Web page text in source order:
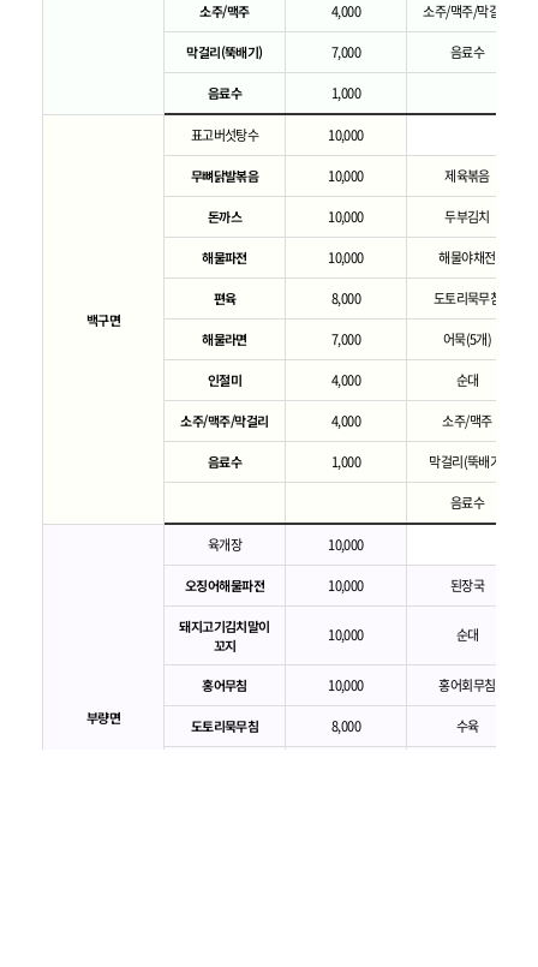
소주/맥주 4,000 소주/맥주/막걸리
막걸리(뚝배기) 7,000 음료수
음료수 1,000
백구면
표고버섯탕수 10,000
무뼈닭발볶음 10,000 제육볶음
돈까스 10,000 두부김치
해물파전 10,000 해물야채전
편육 8,000 도토리묵무침
해물라면 7,000 어묵(5개)
인절미 4,000 순대
소주/맥주/막걸리 4,000 소주/맥주
음료수 1,000
막걸리(뚝배기)
음료수
부량면
육개장 10,000
오징어해물파전 10,000 된장국
돼지고기김치말이
꼬지
10,000 순대
홍어무침 10,000 홍어회무침
도토리묵무침 8,000 수육